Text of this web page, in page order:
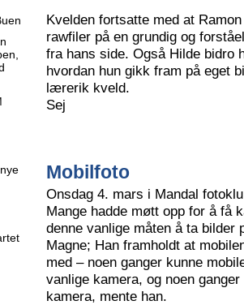
Kvelden fortsatte med at
rawfiler på en grundig og
fra hans side. Også Hilde bidro
hvordan hun gikk fram på eget
lærerik kveld.
Sej
Mobilfoto
Onsdag 4. mars i Mandal
Mange hadde møtt opp for å få
denne vanlige måten å ta bilder
Magne; Han framholdt at
med – noen ganger kunne
vanlige kamera, og noen
kamera, mente han.